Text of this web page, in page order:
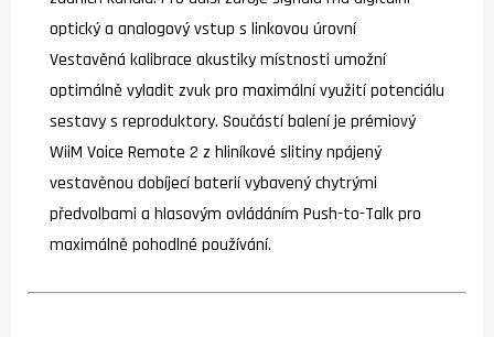
optický a analogový vstup s linkovou úrovní
Vestavěná kalibrace akustiky místnosti umožní
optimálně vyladit zvuk pro maximální využití potenciálu
sestavy s reproduktory. Součástí balení je prémiový
WiiM Voice Remote 2 z hliníkové slitiny npájený
vestavěnou dobíjecí baterií vybavený chytrými
předvolbami a hlasovým ovládáním Push-to-Talk pro
maximálně pohodlné používání.